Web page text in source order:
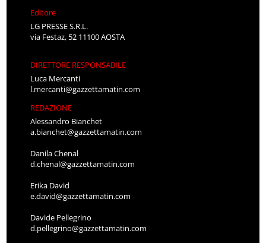
Editore
LG PRESSE S.R.L.
via Festaz, 52 11100 AOSTA
DIRETTORE RESPONSABILE
Luca Mercanti
l.mercanti@gazzettamatin.com
REDAZIONE
Alessandro Bianchet
a.bianchet@gazzettamatin.com
Danila Chenal
d.chenal@gazzettamatin.com
Erika David
e.david@gazzettamatin.com
Davide Pellegrino
d.pellegrino@gazzettamatin.com